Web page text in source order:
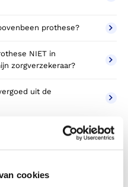
cookies
prothese?
NIET in
zorgverzekeraar?
uit de
vanuit een